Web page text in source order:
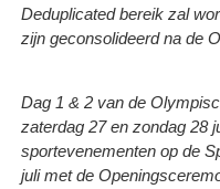
Deduplicated bereik zal
zijn geconsolideerd na de
Dag 1 & 2 van de
zaterdag 27 en zondag 28
sportevenementen op de
juli met de